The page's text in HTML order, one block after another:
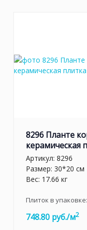
8296 Планте
керамическая
Артикул: 8296
Размер: 30*20 см
Вес: 17.66 кг
Плиток в упаковке:
748.80 руб./м2